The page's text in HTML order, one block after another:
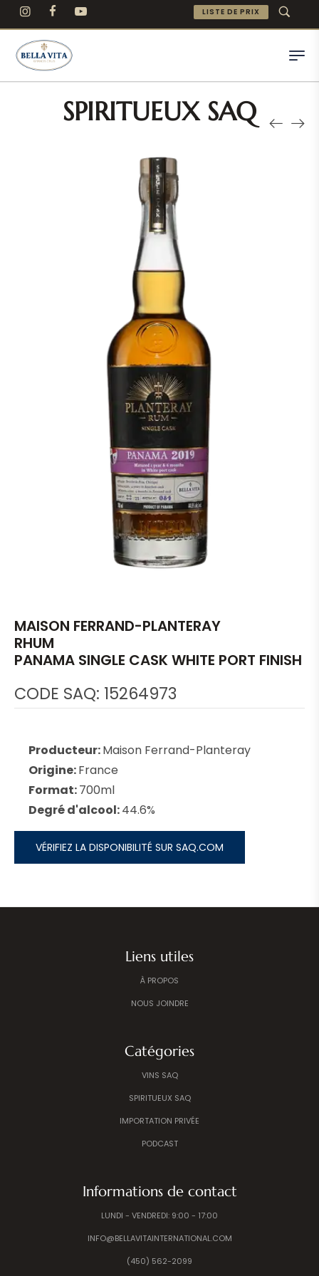
LISTE DE PRIX
SPIRITUEUX SAQ
MAISON FERRAND-PLANTERAY
RHUM
PANAMA SINGLE CASK WHITE PORT FINISH
CODE SAQ: 15264973
Producteur:Maison Ferrand-Planteray
Origine:France
Format:700ml
Degré d'alcool:44.6%
VÉRIFIEZ LA DISPONIBILITÉ SUR SAQ.COM
Liens utiles
À PROPOS
NOUS JOINDRE
Catégories
VINS SAQ
SPIRITUEUX SAQ
IMPORTATION PRIVÉE
PODCAST
Informations de contact
LUNDI - VENDREDI: 9:00 - 17:00
INFO@BELLAVITAINTERNATIONAL.COM
(450) 562-2099